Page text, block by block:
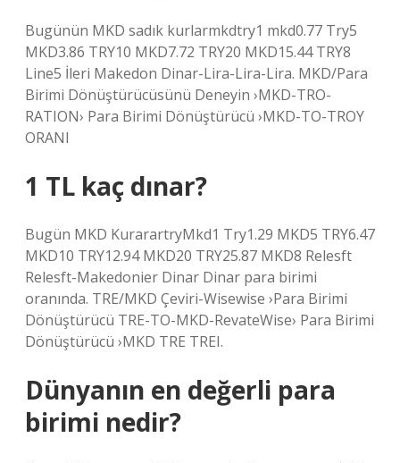
Bugünün MKD sadık kurlarmkdtry1 mkd0.77 Try5
MKD3.86 TRY10 MKD7.72 TRY20 MKD15.44 TRY8
Line5 İleri Makedon Dinar-Lira-Lira-Lira. MKD/Para
Birimi Dönüştürücüsünü Deneyin ›MKD-TRO-
RATION› Para Birimi Dönüştürücü ›MKD-TO-TROY
ORANI
1 TL kaç dınar?
Bugün MKD KurarartryMkd1 Try1.29 MKD5 TRY6.47
MKD10 TRY12.94 MKD20 TRY25.87 MKD8 Relesft
Relesft-Makedonier Dinar Dinar para birimi
oranında. TRE/MKD Çeviri-Wisewise ›Para Birimi
Dönüştürücü TRE-TO-MKD-RevateWise› Para Birimi
Dönüştürücü ›MKD TRE TREI.
Dünyanın en değerli para
birimi nedir?